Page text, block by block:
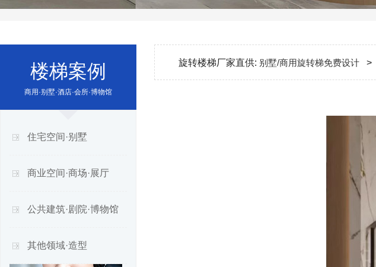
楼梯案例
商用·别墅·酒店·会所·博物馆
住宅空间·别墅
商业空间·商场·展厅
公共建筑·剧院·博物馆
其他领域·造型
旋转楼梯厂家直供: 别墅/商用旋转梯免费设计 >